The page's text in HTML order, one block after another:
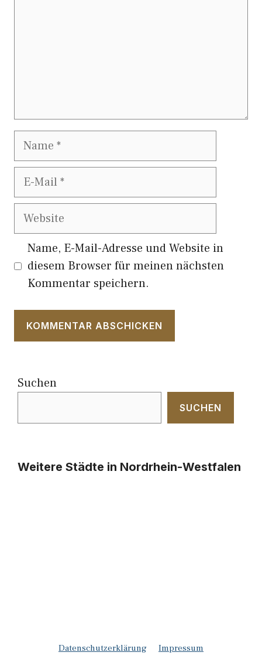
Name
E-
Website
Name, E-Mail-Adresse und Website in
diesem Browser für meinen nächsten
Kommentar speichern.
Suchen
SUCHEN
Weitere Städte in Nordrhein-Westfalen
Datenschutzerklärung
Impressum